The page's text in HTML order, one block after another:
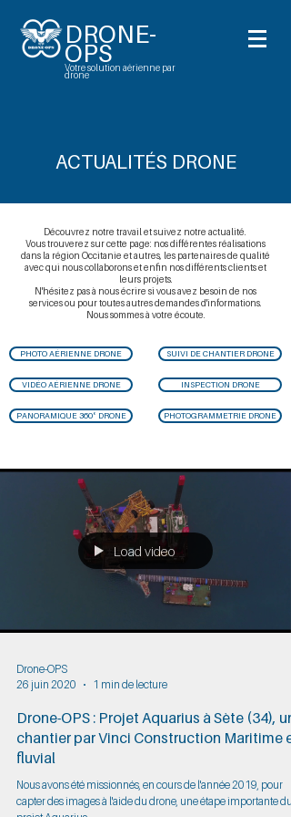
DRONE-
OPS
Votre solution aérienne par
drone
ACTUALITÉS DRONE
Découvrez notre travail et suivez notre actualité.
Vous trouverez sur cette page: nos différentes réalisations
dans la région Occitanie et autres, les partenaires de qualité
avec qui nous collaborons et enfin nos différents clients et
leurs projets.
N'hésitez pas à nous écrire si vous avez besoin de nos
services ou pour toutes autres demandes d'informations.
Nous sommes à votre écoute.
PHOTO AÉRIENNE DRONE
VIDÉO AÉRIENNE DRONE
PANORAMIQUE 360° DRONE
SUIVI DE CHANTIER DRONE
INSPECTION DRONE
PHOTOGRAMMETRIE DRONE
Load video
Drone-OPS
26 juin 2020
1 min de lecture
Drone-OPS : Projet Aquarius à Sète (34), un
chantier par Vinci Construction Maritime et
fluvial
Nous avons été missionnés, en cours de l'année 2019, pour
capter des images à l'aide du drone, une étape importante du